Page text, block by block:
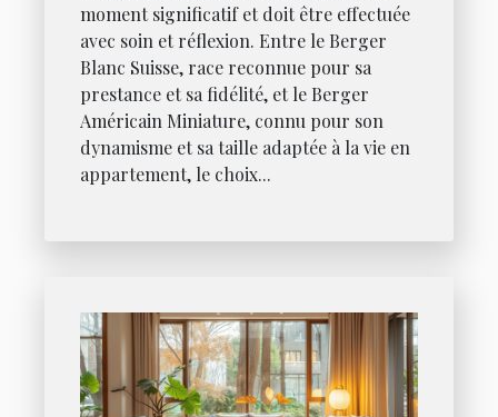
moment significatif et doit être effectuée
avec soin et réflexion. Entre le Berger
Blanc Suisse, race reconnue pour sa
prestance et sa fidélité, et le Berger
Américain Miniature, connu pour son
dynamisme et sa taille adaptée à la vie en
appartement, le choix...